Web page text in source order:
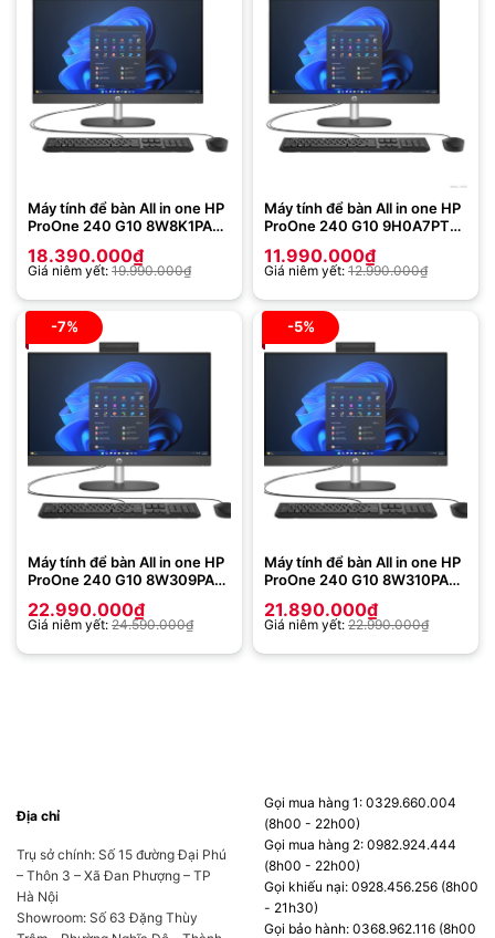
Máy tính để bàn All in one HP
ProOne 240 G10 8W8K1PA
512GB | Intel Iris Xe | 23.8
inch FHD | Win 11 | Đen)
18.390.000₫
Giá niêm yết: 19.990.000₫
Máy tính để bàn All in one HP
ProOne 240 G10 9H0A7PT
256GB | Intel UHD | 23.8 inch
FHD | Win 11 | Đen)
11.990.000₫
Giá niêm yết: 12.990.000₫
-7%
Máy tính để bàn All in one HP
ProOne 240 G10 8W309PA
512GB | Intel Iris Xe | 23.8
inch FHD | Win 11 | Đen)
22.990.000₫
Giá niêm yết: 24.590.000₫
-5%
Máy tính để bàn All in one HP
ProOne 240 G10 8W310PA
512GB | Intel Iris Xe | 23.8
inch FHD | Win 11 | Đen)
21.890.000₫
Giá niêm yết: 22.990.000₫
Địa chỉ
Trụ sở chính: Số 15 đường Đại Phú
– Thôn 3 – Xã Đan Phượng – TP
Hà Nội
Showroom: Số 63 Đặng Thùy
Gọi mua hàng 1: 0329.660.004
(8h00 - 22h00)
Gọi mua hàng 2: 0982.924.444
(8h00 - 22h00)
Gọi khiếu nại: 0928.456.256 (8h00
- 21h30)
Gọi bảo hành: 0368.962.116 (8h00